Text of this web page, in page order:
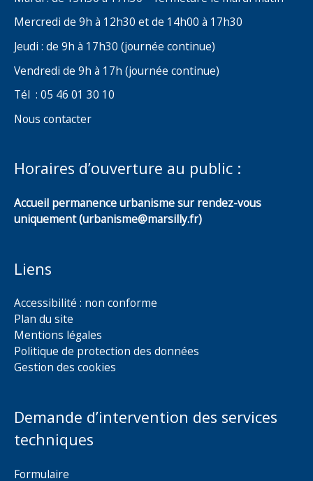
Mercredi de 9h à 12h30 et de 14h00 à 17h30
Jeudi : de 9h à 17h30 (journée continue)
Vendredi de 9h à 17h (journée continue)
Tél : 05 46 01 30 10
Nous contacter
Horaires d’ouverture au public :
Accueil permanence urbanisme sur rendez-vous
uniquement (urbanisme@marsilly.fr)
Liens
Accessibilité : non conforme
Plan du site
Mentions légales
Politique de protection des données
Gestion des cookies
Demande d’intervention des services
techniques
Formulaire